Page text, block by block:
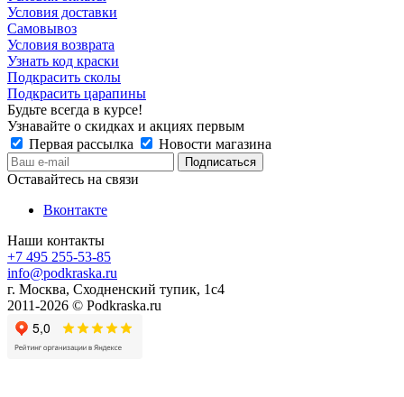
Условия доставки
Самовывоз
Условия возврата
Узнать код краски
Подкрасить сколы
Подкрасить царапины
Будьте всегда в курсе!
Узнавайте о скидках и акциях первым
Первая рассылка
Новости магазина
Оставайтесь на связи
Вконтакте
Наши контакты
+7 495 255-53-85
info@podkraska.ru
г. Москва, Сходненский тупик, 1с4
2011-2026 © Podkraska.ru